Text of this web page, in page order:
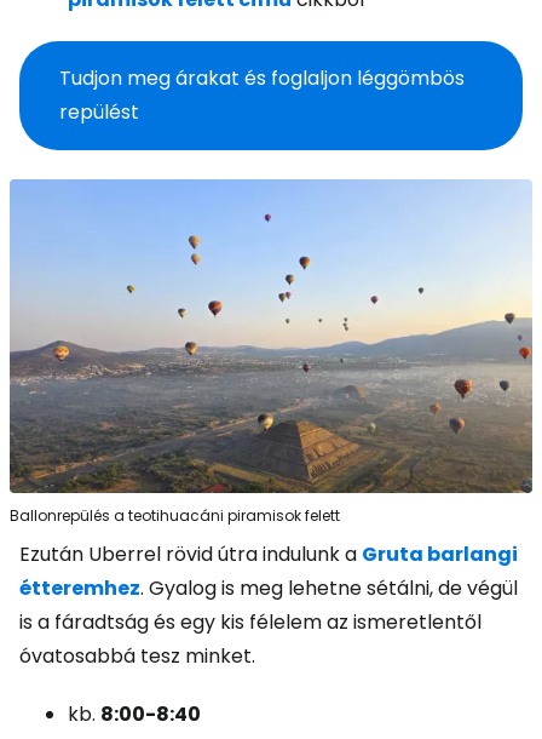
Tudjon meg árakat és foglaljon léggömbös
repülést
Ballonrepülés a teotihuacáni piramisok felett
Ezután Uberrel rövid útra indulunk a Gruta barlangi
étteremhez. Gyalog is meg lehetne sétálni, de végül
is a fáradtság és egy kis félelem az ismeretlentől
óvatosabbá tesz minket.
kb. 8:00-8:40